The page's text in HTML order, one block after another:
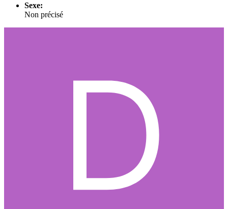
Sexe:
Non précisé